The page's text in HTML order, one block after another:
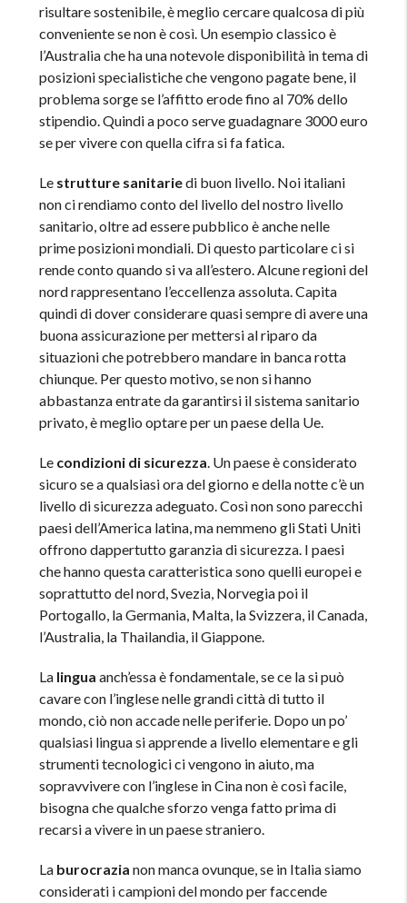
risultare sostenibile, è meglio cercare qualcosa di più
conveniente se non è così. Un esempio classico è
l’Australia che ha una notevole disponibilità in tema di
posizioni specialistiche che vengono pagate bene, il
problema sorge se l’affitto erode fino al 70% dello
stipendio. Quindi a poco serve guadagnare 3000 euro
se per vivere con quella cifra si fa fatica.
Le strutture sanitariedi buon livello. Noi italiani
non ci rendiamo conto del livello del nostro livello
sanitario, oltre ad essere pubblico è anche nelle
prime posizioni mondiali. Di questo particolare ci si
rende conto quando si va all’estero. Alcune regioni del
nord rappresentano l’eccellenza assoluta. Capita
quindi di dover considerare quasi sempre di avere una
buona assicurazione per mettersi al riparo da
situazioni che potrebbero mandare in banca rotta
chiunque. Per questo motivo, se non si hanno
abbastanza entrate da garantirsi il sistema sanitario
privato, è meglio optare per un paese della Ue.
Le condizioni di sicurezza. Un paese è considerato
sicuro se a qualsiasi ora del giorno e della notte c’è un
livello di sicurezza adeguato. Così non sono parecchi
paesi dell’America latina, ma nemmeno gli Stati Uniti
offrono dappertutto garanzia di sicurezza. I paesi
che hanno questa caratteristica sono quelli europei e
soprattutto del nord, Svezia, Norvegia poi il
Portogallo, la Germania, Malta, la Svizzera, il Canada,
l’Australia, la Thailandia, il Giappone.
La lingua anch’essa è fondamentale, se ce la si può
cavare con l’inglese nelle grandi città di tutto il
mondo, ciò non accade nelle periferie. Dopo un po’
qualsiasi lingua si apprende a livello elementare e gli
strumenti tecnologici ci vengono in aiuto, ma
sopravvivere con l’inglese in Cina non è così facile,
bisogna che qualche sforzo venga fatto prima di
recarsi a vivere in un paese straniero.
La burocrazia non manca ovunque, se in Italia siamo
considerati i campioni del mondo per faccende